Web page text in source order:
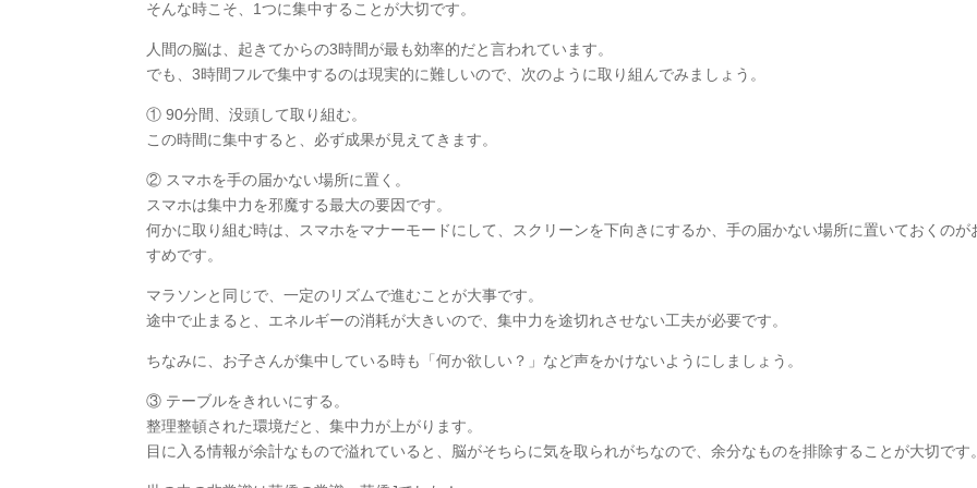
そんな時こそ、1つに集中することが大切です。
人間の脳は、起きてからの3時間が最も効率的だと言われています。
でも、3時間フルで集中するのは現実的に難しいので、次のように取り組んでみましょう。
① 90分間、没頭して取り組む。
この時間に集中すると、必ず成果が見えてきます。
② スマホを手の届かない場所に置く。
スマホは集中力を邪魔する最大の要因です。
何かに取り組む時は、スマホをマナーモードにして、スクリーンを下向きにするか、手の届かない場所に置いておくのが
すめです。
マラソンと同じで、一定のリズムで進むことが大事です。
途中で止まると、エネルギーの消耗が大きいので、集中力を途切れさせない工夫が必要です。
ちなみに、お子さんが集中している時も「何か欲しい？」など声をかけないようにしましょう。
③ テーブルをきれいにする。
整理整頓された環境だと、集中力が上がります。
目に入る情報が余計なもので溢れていると、脳がそちらに気を取られがちなので、余分なものを排除することが大切です